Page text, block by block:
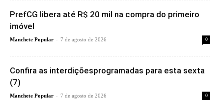
PrefCG libera até R$ 20 mil na compra do primeiro
imóvel
Manchete Popular - 7 de agosto de 2026 0
Confira as interdiçõesprogramadas para esta sexta
(7)
Manchete Popular - 7 de agosto de 2026 0